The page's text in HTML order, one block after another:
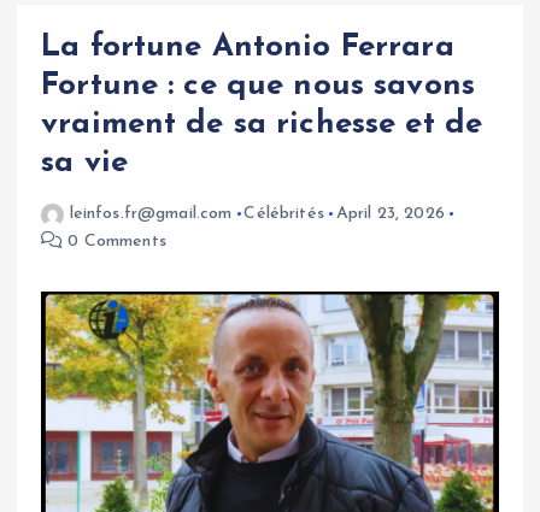
La fortune Antonio Ferrara
Fortune : ce que nous savons
vraiment de sa richesse et de
sa vie
leinfos.fr@gmail.com Célébrités
April 23, 2026
0 Comments